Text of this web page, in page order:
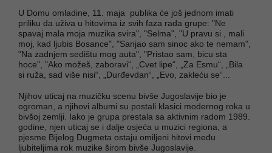
U Domu omladine, 11. maja publika će još jednom imati
priliku da uživa u hitovima iz svih faza rada grupe: "Ne
spavaj mala moja muzika svira", "Selma", "U pravu si , mali
moj, kad ljubis Bosance", "Sanjao sam sinoc ako te nemam",
"Na zadnjem sedištu mog auta", "Pristao sam, bicu sta
hoce", "Ako možeš, zaboravi“, „Cvet lipe“, „Za Esmu“, „Bila
si ruža, sad više nisi“, „Durđevdan“, „Evo, zakleću se“...
Njihov uticaj na muzičku scenu bivše Jugoslavije bio je
ogroman, a njihovi albumi su postali klasici modernog roka u
bivšoj zemlji. Iako je grupa prestala sa aktivnim radom 1989.
godine, njen uticaj se i dalje osjeća u muzici regiona, a
pjesme Bijelog Dugmeta ostaju omiljeni hitovi među
ljubiteljima rok muzike širom bivše Jugoslavije.